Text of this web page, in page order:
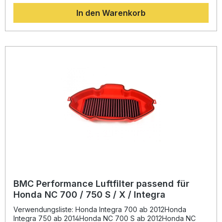
Langlebigkeit. Der Filter besteht aus einem einzigen,
robusten Gummirahmen, der vor Bruchstellen schützt. Das
filtrierende Element bildet ein spezielles, mit niedrig
viskosem Öl behandeltes Baumwollgewebe. Dieses wird
umschlossen, das resistent gegen Benzindämpfe und
auszeichnet. Dank eines höheren Luftdurchsatzes im
Vergleich zu herkömmlichen Papierfiltern sowie eines
minimalen Druckverlusts verbessert sich die Effizienz des
In den Warenkorb
BMC Performance Luftfilter passend für
Honda NC 700 / 750 S / X / Integra
Verwendungsliste: Honda Integra 700 ab 2012Honda
Integra 750 ab 2014Honda NC 700 S ab 2012Honda NC